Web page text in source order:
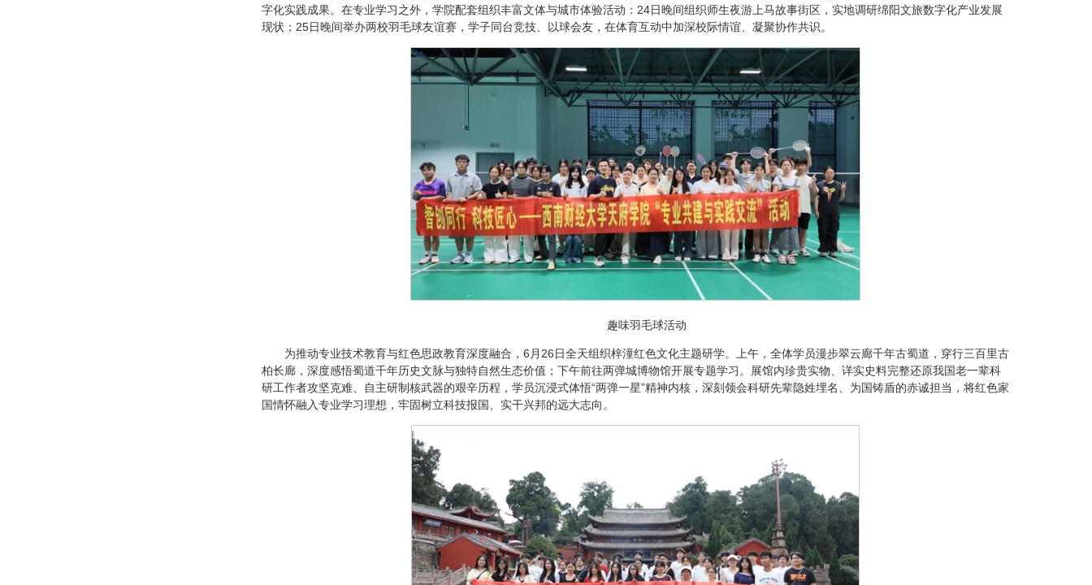
字化实践成果。在专业学习之外，学院配套组织丰富文体与城市体验活动：24日晚间组织师生夜游上马故事街区，实地调研绵阳文旅数字化产业发展
现状；25日晚间举办两校羽毛球友谊赛，学子同台竞技、以球会友，在体育互动中加深校际情谊、凝聚协作共识。
趣味羽毛球活动
为推动专业技术教育与红色思政教育深度融合，6月26日全天组织梓潼红色文化主题研学。上午，全体学员漫步翠云廊千年古蜀道，穿行三百里古
柏长廊，深度感悟蜀道千年历史文脉与独特自然生态价值；下午前往两弹城博物馆开展专题学习。展馆内珍贵实物、详实史料完整还原我国老一辈科
研工作者攻坚克难、自主研制核武器的艰辛历程，学员沉浸式体悟“两弹一星”精神内核，深刻领会科研先辈隐姓埋名、为国铸盾的赤诚担当，将红色家
国情怀融入专业学习理想，牢固树立科技报国、实干兴邦的远大志向。